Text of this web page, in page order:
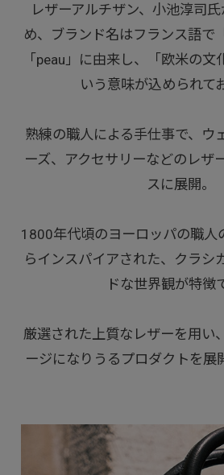
レザーアルチザン、小池淳司
め、ブランド名はフランス語で
「peau」に由来し、「欧米の文
いう意味が込められて
熟練の職人による手仕事で、ウ
ーズ、アクセサリーなどのレザ
スに展開。
1800年代頃のヨーロッパの職人
らインスパイアされた、クラシ
ドな世界観が特徴
厳選された上質なレザーを用い
ージになりうるプロダクトを展